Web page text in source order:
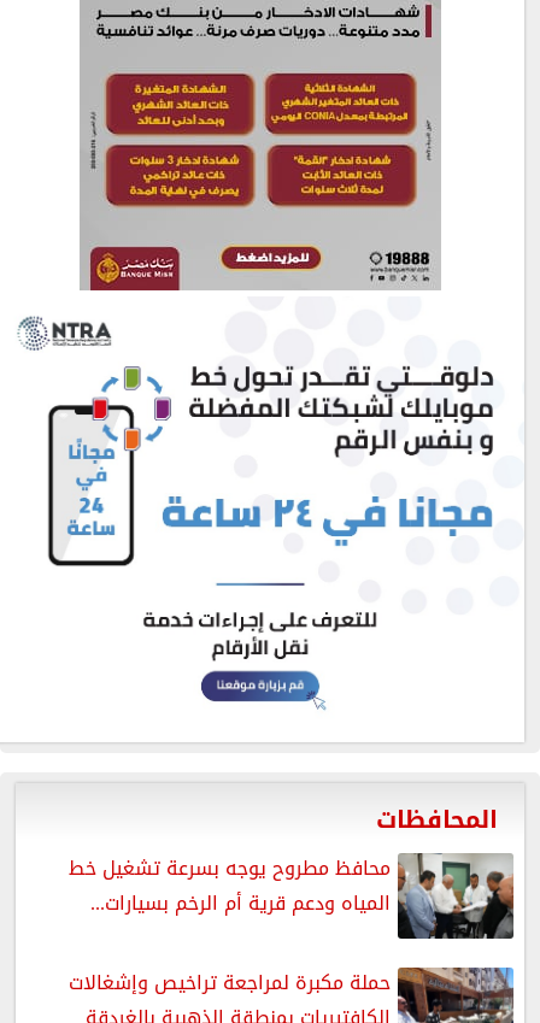
المحافظات
محافظ مطروح يوجه بسرعة تشغيل خط
المياه ودعم قرية أم الرخم بسيارات...
حملة مكبرة لمراجعة تراخيص وإشغالات